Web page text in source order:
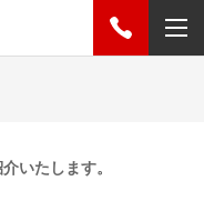
いたします。